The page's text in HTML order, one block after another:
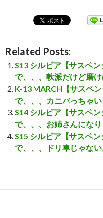
Related Posts:
S13 シルビア【サスペ
で、、、軟派だけど磨け
K-13 MARCH【サスペ
で、、、カニバっちゃい
S14 シルビア【サスペ
で、、、お姉さんになり
S15 シルビア【サスペ
で、、、ドリ車じゃない